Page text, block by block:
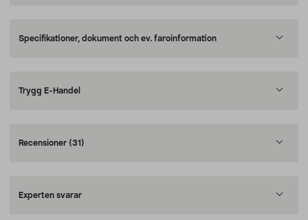
Specifikationer, dokument och ev. faroinformation
Trygg E-Handel
Recensioner (31)
Experten svarar